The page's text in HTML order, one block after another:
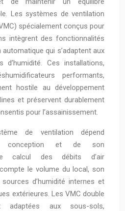
Les systèmes de ventilation
spécialement conçus pour
intègrent des fonctionnalités
qui s’adaptent aux
d’humidité. Ces installations,
performants,
hostile au développement
et préservent durablement
pour l’assainissement.
de ventilation dépend
conception et de son
calcul des débits d’air
le volume du local, son
d’humidité internes et
extérieures. Les VMC double
adaptées aux sous-sols,